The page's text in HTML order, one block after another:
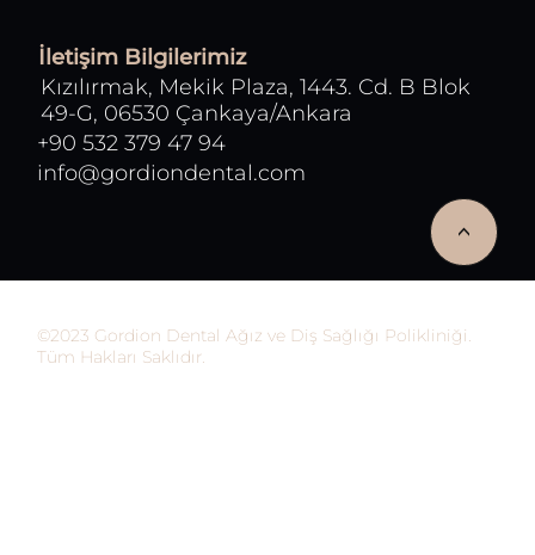
İletişim Bilgilerimiz
Kızılırmak, Mekik Plaza, 1443. Cd. B Blok
49-G, 06530 Çankaya/Ankara
+90 532 379 47 94
info@gordiondental.com
<
©2023 Gordion Dental Ağız ve Diş Sağlığı Polikliniği.
Tüm Hakları Saklıdır.